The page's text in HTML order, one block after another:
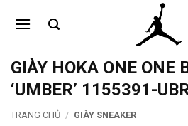
qua
dungGIÀY HOKA ONE ONE
‘UMBER’ 1155391-
TRANG CHỦ / GIÀY SNEAKER